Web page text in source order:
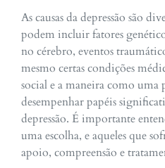
As causas da depressão são
podem incluir fatores
no cérebro, eventos
mesmo certas condições
social e a maneira como uma
desempenhar papéis
depressão. É importante
uma escolha, e aqueles que
apoio, compreensão e